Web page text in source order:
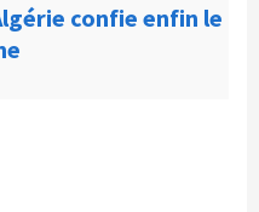
confie enfin le